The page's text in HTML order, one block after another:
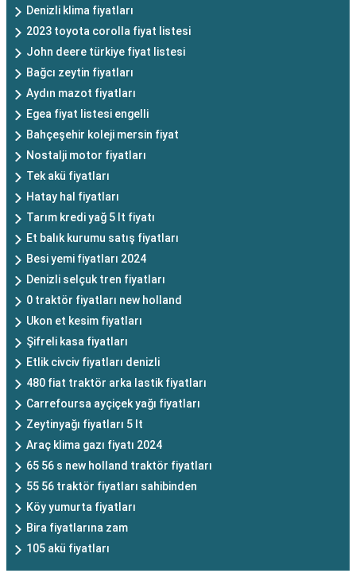
Denizli klima fiyatları
2023 toyota corolla fiyat listesi
John deere türkiye fiyat listesi
Bağcı zeytin fiyatları
Aydın mazot fiyatları
Egea fiyat listesi engelli
Bahçeşehir koleji mersin fiyat
Nostalji motor fiyatları
Tek akü fiyatları
Hatay hal fiyatları
Tarım kredi yağ 5 lt fiyatı
Et balık kurumu satış fiyatları
Besi yemi fiyatları 2024
Denizli selçuk tren fiyatları
0 traktör fiyatları new holland
Ukon et kesim fiyatları
Şifreli kasa fiyatları
Etlik civciv fiyatları denizli
480 fiat traktör arka lastik fiyatları
Carrefoursa ayçiçek yağı fiyatları
Zeytinyağı fiyatları 5 lt
Araç klima gazı fiyatı 2024
65 56 s new holland traktör fiyatları
55 56 traktör fiyatları sahibinden
Köy yumurta fiyatları
Bira fiyatlarına zam
105 akü fiyatları